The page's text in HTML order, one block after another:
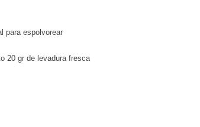
para espolvorear
20 gr de levadura fresca